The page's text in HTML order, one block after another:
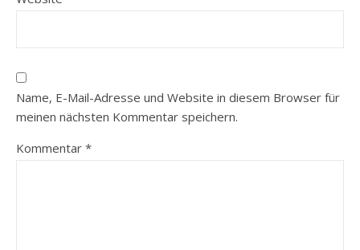
Name, E-Mail-Adresse und Website in diesem Browser für
meinen nächsten Kommentar speichern.
Kommentar *